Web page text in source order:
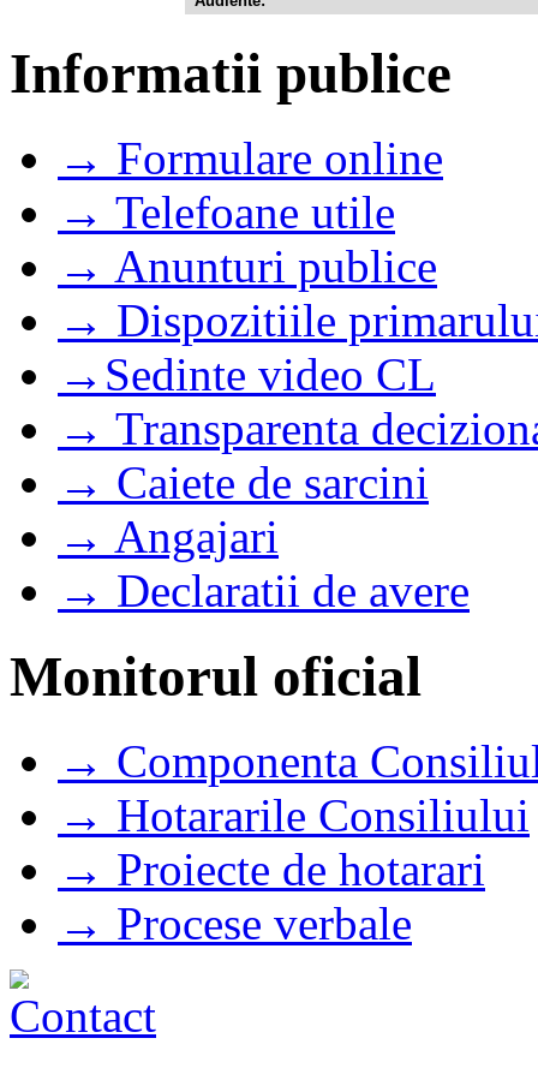
Informatii publice
→ Formulare online
→ Telefoane utile
→ Anunturi publice
→ Dispozitiile
→Sedinte video CL
→ Transparenta
→ Caiete de sarcini
→ Angajari
→ Declaratii de avere
Monitorul oficial
→ Componenta
→ Hotararile Consiliului
→ Proiecte de hotarari
→ Procese verbale